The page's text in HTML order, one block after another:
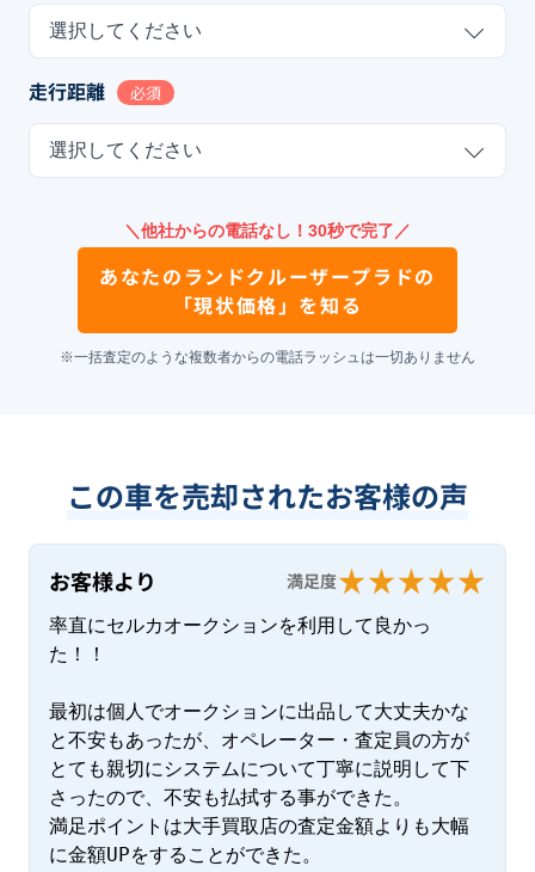
選択してください
走行距離 必須
選択してください
＼他社からの電話なし！30秒で完了／
あなたの ランドクルーザープラドの
「現状価格」を知る
※一括査定のような複数者からの電話ラッシュは一切ありません
この車を売却されたお客様の声
お客様より 満足度
率直にセルカオークションを利用して良かっ
た！！
最初は個人でオークションに出品して大丈夫かな
と不安もあったが、オペレーター・査定員の方が
とても親切にシステムについて丁寧に説明して下
さったので、不安も払拭する事ができた。
満足ポイントは大手買取店の査定金額よりも大幅
に金額UPをすることができた。